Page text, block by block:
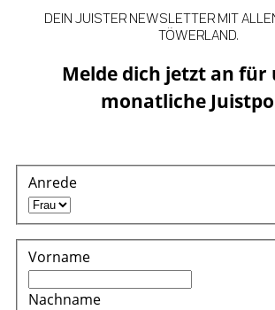
Melde dich jetzt an für
monatliche
DEIN JUISTER NEWSLETTER MIT
TÖWERLAND.
Anrede
Vorname
Nachname